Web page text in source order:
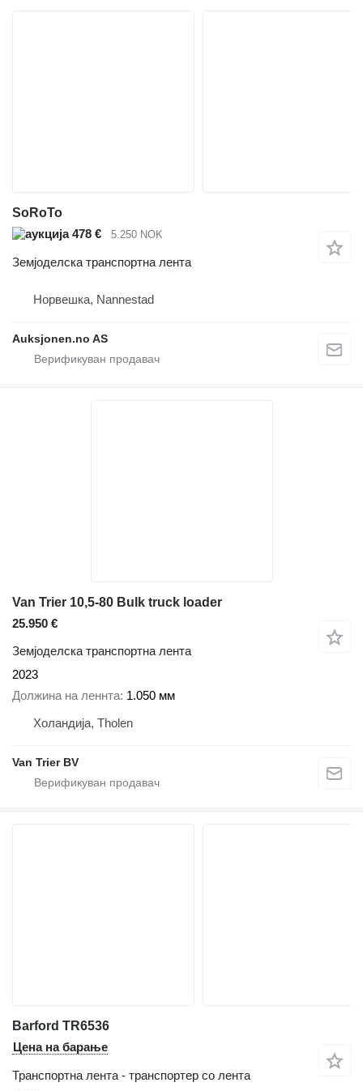
SoRoTo
478 €
5.250 NOK
Земјоделска транспортна лента
Норвешка, Nannestad
Auksjonen.no AS
Van Trier 10,5-80 Bulk truck loader
25.950 €
Земјоделска транспортна лента
2023
Должина на леннта 1.050 мм
Холандија, Tholen
Van Trier BV
Barford TR6536
Цена на барање
Транспортна лента - транспортер со лента